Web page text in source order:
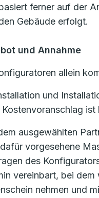
ferner auf der
Gebäude erfolgt.
und Annahme
allein
und
ist
ausgewählten
vorgesehene
des
vereinbart, bei
nehmen und